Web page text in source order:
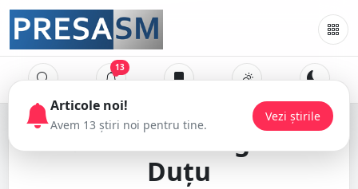
13
medicul Bogdan
Duțu
Articole noi!
Avem 13 știri noi pentru tine.
Vezi știrile